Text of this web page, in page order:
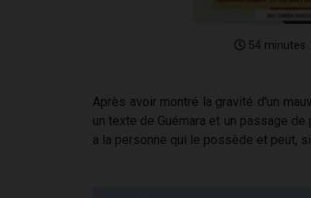
54 minutes
Après avoir montré la gravité d'un
un texte de Guémara et un passage
a la personne qui le possède et peut,